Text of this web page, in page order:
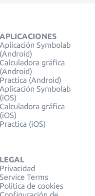
APLICACIONES
Aplicación Symbolab
(Android)
Calculadora gráfica
(Android)
Practica (Android)
Aplicación Symbolab
(iOS)
Calculadora gráfica
(iOS)
Practica (iOS)
LEGAL
Privacidad
Service Terms
Política de cookies